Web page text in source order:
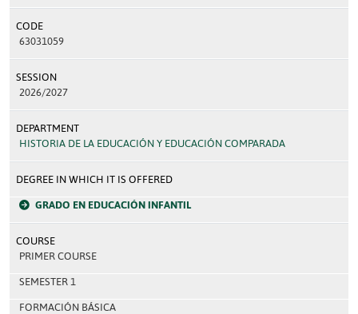
CODE
63031059
SESSION
2026/2027
DEPARTMENT
HISTORIA DE LA EDUCACIÓN Y EDUCACIÓN COMPARADA
DEGREE IN WHICH IT IS OFFERED
GRADO EN EDUCACIÓN INFANTIL
COURSE
PRIMER COURSE
SEMESTER 1
FORMACIÓN BÁSICA